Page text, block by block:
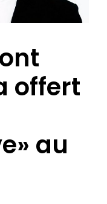
offert
au